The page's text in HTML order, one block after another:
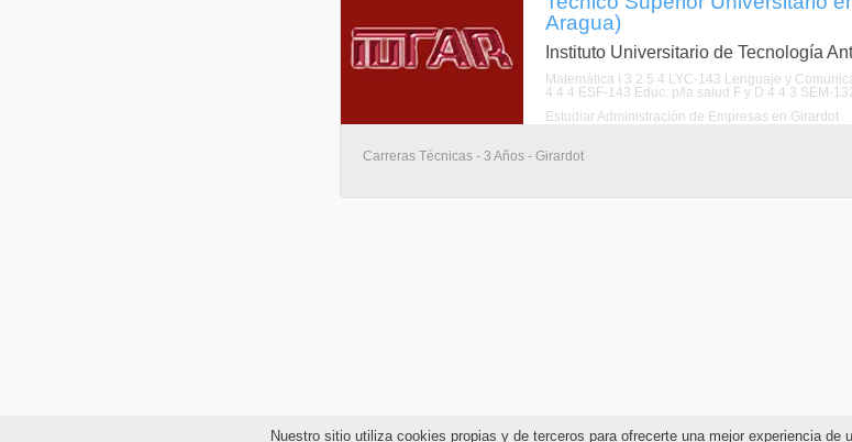
Nuestro sitio utiliza cookies propias y de terceros para ofrecerte una mejor experiencia
Aragua)
Instituto Universitario de Tecnología
Matemática I 3 2 5 4 LYC-143 Lenguaje y
4 4 4 ESF-143 Educ. p/la salud F y D 4 4 3 SEM-
Estudiar Administración de Empresas en Girardot
Carreras Técnicas - 3 Años - Girardot